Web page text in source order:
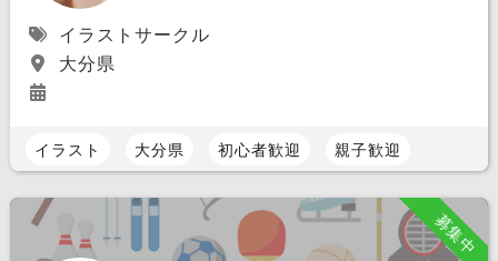
イラストサークル
大分県
イラスト 大分県 初心者歓迎 親子歓迎
募集中